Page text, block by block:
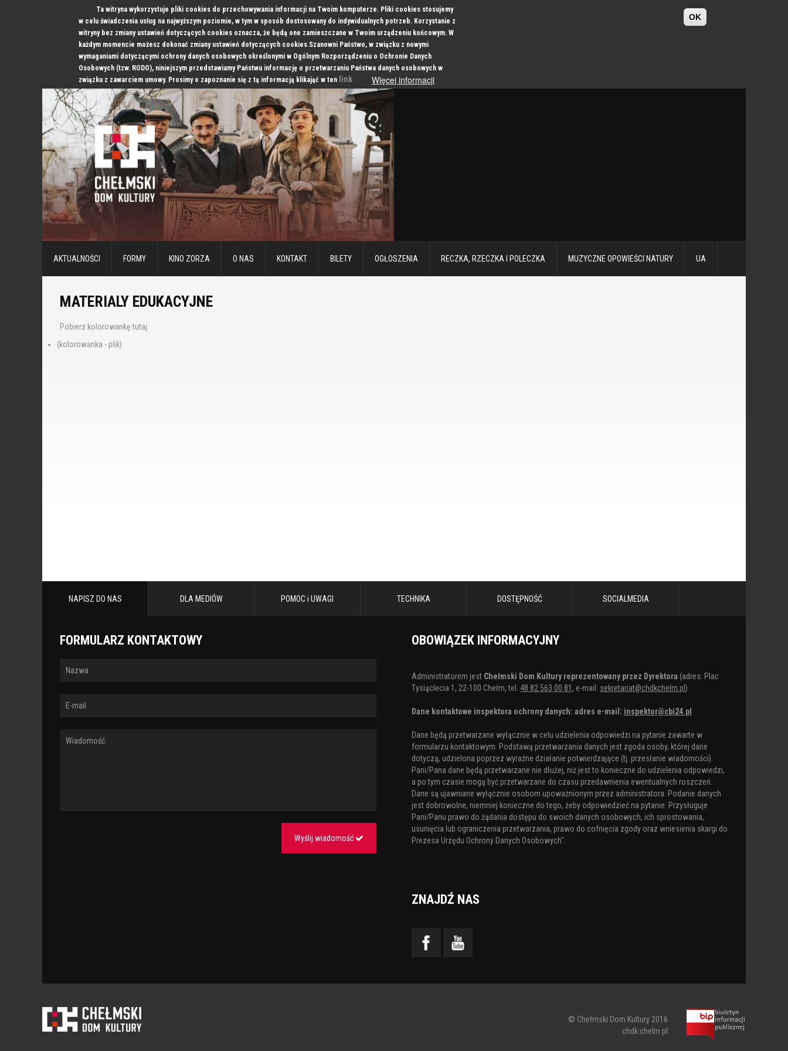
Ta witryna wykorzystuje pliki cookies do przechowywania informacji na Twoim komputerze. Pliki cookies stosujemy
w celu świadczenia usług na najwyższym poziomie, w tym w sposób dostosowany do indywidualnych potrzeb. Korzystanie z
witryny bez zmiany ustawień dotyczących cookies oznacza, że będą one zamieszczane w Twoim urządzeniu końcowym. W
każdym momencie możesz dokonać zmiany ustawień dotyczących cookies.Szanowni Państwo, w związku z nowymi
wymaganiami dotyczącymi ochrony danych osobowych określonymi w Ogólnym Rozporządzeniu o Ochronie Danych
Osobowych (tzw. RODO), niniejszym przedstawiamy Państwu informację o przetwarzaniu Państwa danych osobowych w
związku z zawarciem umowy. Prosimy o zapoznanie się z tą informacją klikająć w ten link Więcej informacji
OK
AKTUALNOŚCI FORMY KINO ZORZA O NAS KONTAKT BILETY OGŁOSZENIA RECZKA, RZECZKA I POLECZKA MUZYCZNE OPOWIEŚCI NATURY UA
MATERIALY EDUKACYJNE
Pobierz kolorowankę tutaj:
(kolorowanka - plik)
NAPISZ DO NAS DLA MEDIÓW POMOC i UWAGI TECHNIKA DOSTĘPNOŚĆ SOCIALMEDIA
FORMULARZ KONTAKTOWY
Wyślij wiadomość
OBOWIĄZEK INFORMACYJNY
Administratorem jest Chełmski Dom Kultury reprezentowany przez Dyrektora (adres: Plac
Tysiąclecia 1, 22-100 Chełm, tel. 48 82 563 00 81 , e-mail: sekretariat@chdkchelm.pl )
Dane kontaktowe inspektora ochrony danych: adres e-mail: inspektor@cbi24.pl
Dane będą przetwarzane wyłącznie w celu udzielenia odpowiedzi na pytanie zawarte w
formularzu kontaktowym. Podstawą przetwarzania danych jest zgoda osoby, której dane
dotyczą, udzielona poprzez wyraźne działanie potwierdzające (tj. przesłanie wiadomości).
Pani/Pana dane będą przetwarzane nie dłużej, niż jest to konieczne do udzielenia odpowiedzi,
a po tym czasie mogą być przetwarzane do czasu przedawnienia ewentualnych roszczeń.
Dane są ujawniane wyłącznie osobom upoważnionym przez administratora. Podanie danych
jest dobrowolne, niemniej konieczne do tego, żeby odpowiedzieć na pytanie. Przysługuje
Pani/Panu prawo do żądania dostępu do swoich danych osobowych, ich sprostowania,
usunięcia lub ograniczenia przetwarzania, prawo do cofnięcia zgody oraz wniesienia skargi do
Prezesa Urzędu Ochrony Danych Osobowych".
ZNAJDŹ NAS
© Chełmski Dom Kultury 2016
chdk.chelm.pl